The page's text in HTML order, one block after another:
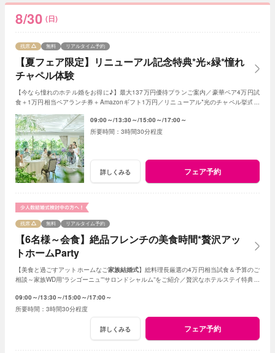
8/30 (日)
【夏フェア限定】リニューアル記念特典*光×緑*憧れ
チャペル体験
残席 無料 リアルタイム予約
【今なら憧れのホテル婚をお得に♪】最大137万円優待プランご案内／豪華ペア4万円試
食＋1万円相当ペアランチ券＋Amazonギフト1万円／リニューアル*光のチャペル挙式体
09:00～ 13:30～ 15:00～ 17:00～
3時間30分程度
詳しくみる フェア予約
【6名様～会食】絶品フレンチの美食時間*贅沢アッ
トホームParty
残席 無料 リアルタイム予約
【美食と過ごすアットホームなご家族結婚式】総料理長厳選の4万円相当試食＆予算のご
相談～家族WD用”ラシゴーニュ””サロンドシャルム”をご紹介／贅沢なホテルステイ特典あ
09:00～ 13:30～ 15:00～ 17:00～
3時間30分程度
詳しくみる フェア予約